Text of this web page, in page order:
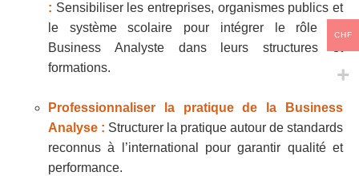
: Sensibiliser les entreprises, organismes publics et
le système scolaire pour intégrer le rôle de
Business Analyste dans leurs structures et
formations.
Professionnaliser la pratique de la Business
Analyse : Structurer la pratique autour de standards
reconnus à l’international pour garantir qualité et
performance.
CHF